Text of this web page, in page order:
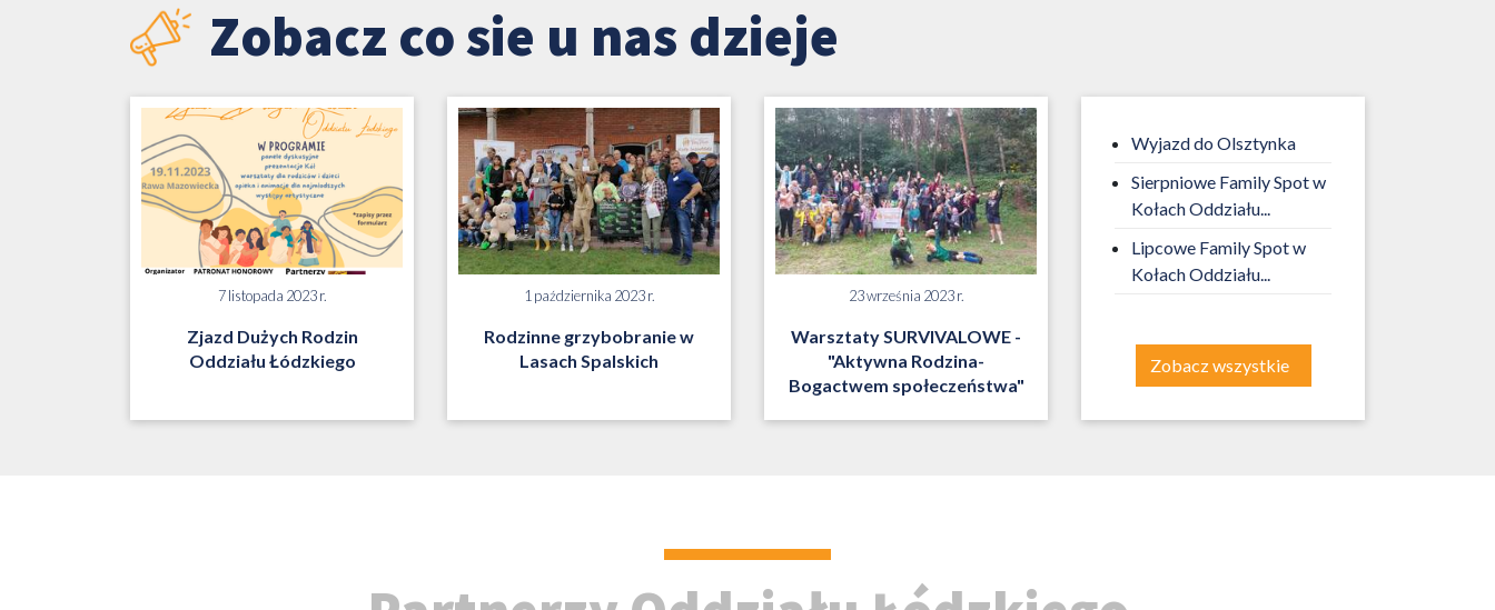
Zobacz co sie u nas dzieje
7 listopada 2023 r.
Zjazd Dużych Rodzin
Oddziału Łódzkiego
1 października 2023 r.
Rodzinne grzybobranie w
Lasach Spalskich
23 września 2023 r.
Warsztaty SURVIVALOWE -
"Aktywna Rodzina-
Bogactwem społeczeństwa"
Wyjazd do Olsztynka
Sierpniowe Family Spot w
Kołach Oddziału...
Lipcowe Family Spot w
Kołach Oddziału...
Zobacz wszystkie